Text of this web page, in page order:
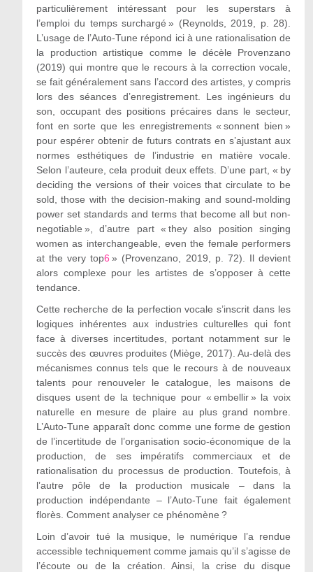
particulièrement intéressant pour les superstars à
l’emploi du temps surchargé » (Reynolds, 2019, p. 28).
L’usage de l’Auto-Tune répond ici à une rationalisation de
la production artistique comme le décèle Provenzano
(2019) qui montre que le recours à la correction vocale,
se fait généralement sans l’accord des artistes, y compris
lors des séances d’enregistrement. Les ingénieurs du
son, occupant des positions précaires dans le secteur,
font en sorte que les enregistrements « sonnent bien »
pour espérer obtenir de futurs contrats en s’ajustant aux
normes esthétiques de l’industrie en matière vocale.
Selon l’auteure, cela produit deux effets. D’une part, « by
deciding the versions of their voices that circulate to be
sold, those with the decision-making and sound-molding
power set standards and terms that become all but non-
negotiable », d’autre part « they also position singing
women as interchangeable, even the female performers
at the very top6 » (Provenzano, 2019, p. 72). Il devient
alors complexe pour les artistes de s’opposer à cette
tendance.
Cette recherche de la perfection vocale s’inscrit dans les
logiques inhérentes aux industries culturelles qui font
face à diverses incertitudes, portant notamment sur le
succès des œuvres produites (Miège, 2017). Au-delà des
mécanismes connus tels que le recours à de nouveaux
talents pour renouveler le catalogue, les maisons de
disques usent de la technique pour « embellir » la voix
naturelle en mesure de plaire au plus grand nombre.
L’Auto-Tune apparaît donc comme une forme de gestion
de l’incertitude de l’organisation socio-économique de la
production, de ses impératifs commerciaux et de
rationalisation du processus de production. Toutefois, à
l’autre pôle de la production musicale – dans la
production indépendante – l’Auto-Tune fait également
florès. Comment analyser ce phénomène ?
Loin d’avoir tué la musique, le numérique l’a rendue
accessible techniquement comme jamais qu’il s’agisse de
l’écoute ou de la création. Ainsi, la crise du disque